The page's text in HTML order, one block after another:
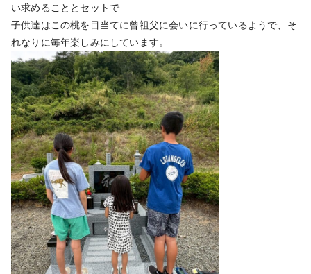
い求めることとセットで
子供達はこの桃を目当てに曾祖父に会いに行っているようで、そ
れなりに毎年楽しみにしています。